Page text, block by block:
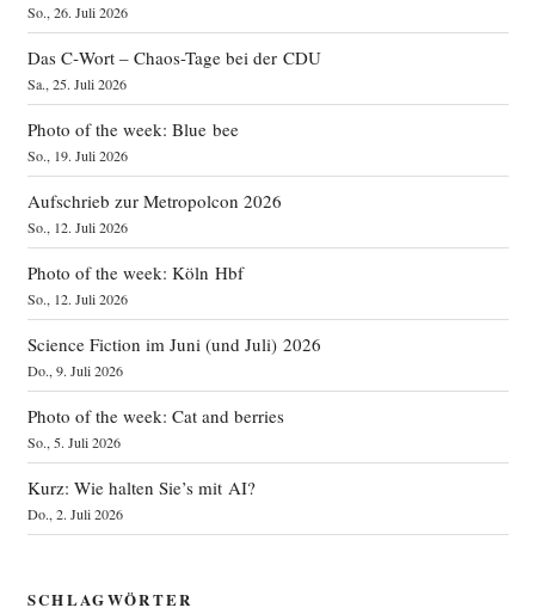
So., 26. Juli 2026
Das C‑Wort – Chaos-Tage bei der CDU
Sa., 25. Juli 2026
Photo of the week: Blue bee
So., 19. Juli 2026
Aufschrieb zur Metropolcon 2026
So., 12. Juli 2026
Photo of the week: Köln Hbf
So., 12. Juli 2026
Science Fiction im Juni (und Juli) 2026
Do., 9. Juli 2026
Photo of the week: Cat and berries
So., 5. Juli 2026
Kurz: Wie halten Sie’s mit AI?
Do., 2. Juli 2026
SCHLAGWÖRTER